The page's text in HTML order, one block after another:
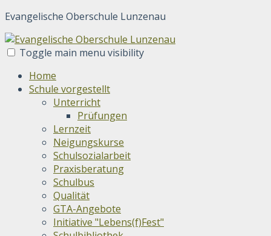
Evangelische Oberschule Lunzenau
Toggle main menu visibility
Home
Schule vorgestellt
Unterricht
Prüfungen
Lernzeit
Neigungskurse
Schulsozialarbeit
Praxisberatung
Schulbus
Qualität
GTA-Angebote
Initiative "Lebens(f)Fest"